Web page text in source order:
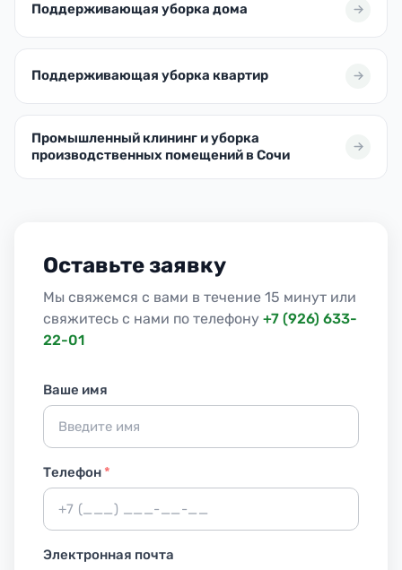
Поддерживающая уборка дома
Поддерживающая уборка квартир
Промышленный клининг и уборка
производственных помещений в Сочи
Оставьте заявку
Мы свяжемся с вами в течение 15 минут или
свяжитесь с нами по телефону +7 (926) 633-
22-01
Ваше имя
Телефон*
Электронная почта